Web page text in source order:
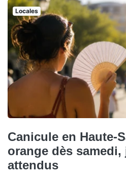
Locales
Canicule en Haute-
orange dès samedi,
attendus